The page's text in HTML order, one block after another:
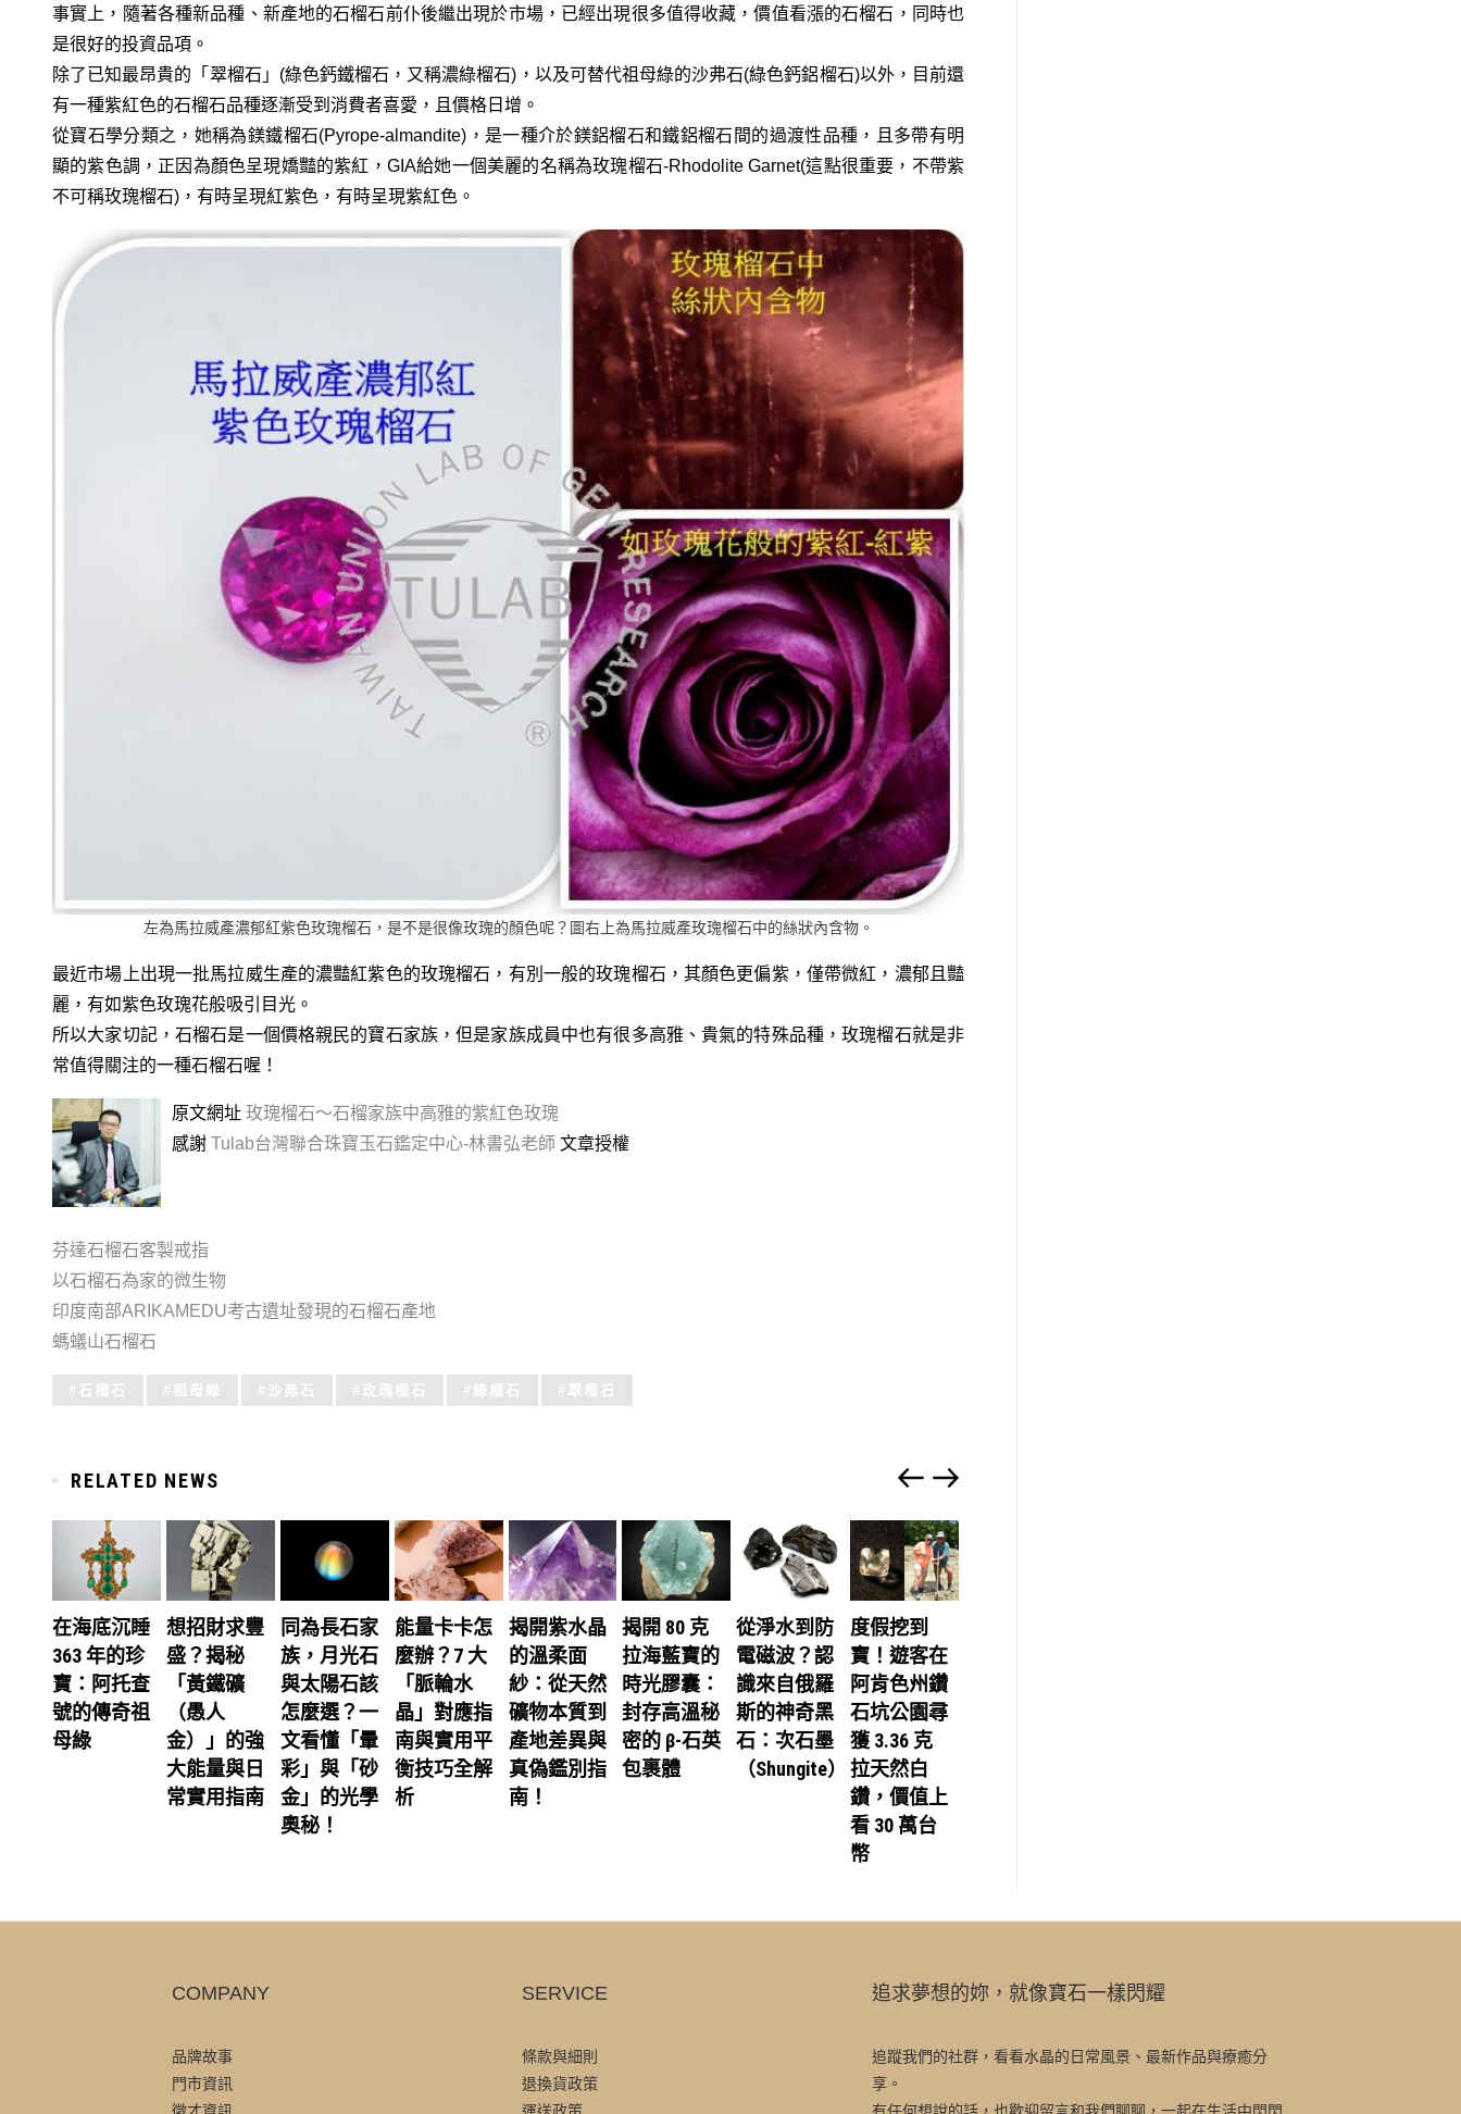
事實上，隨著各種新品種、新產地的石榴石前仆後繼出現於市場，已經出現很多值得收藏，價值看漲的石榴石，同時也
是很好的投資品項。
除了已知最昂貴的「翠榴石」(綠色鈣鐵榴石，又稱濃綠榴石)，以及可替代祖母綠的沙弗石(綠色鈣鋁榴石)以外，目前還
有一種紫紅色的石榴石品種逐漸受到消費者喜愛，且價格日增。
從寶石學分類之，她稱為鎂鐵榴石(Pyrope-almandite)，是一種介於鎂鋁榴石和鐵鋁榴石間的過渡性品種，且多帶有明
顯的紫色調，正因為顏色呈現嬌豔的紫紅，GIA給她一個美麗的名稱為玫瑰榴石-Rhodolite Garnet(這點很重要，不帶紫
不可稱玫瑰榴石)，有時呈現紅紫色，有時呈現紫紅色。
左為馬拉威產濃郁紅紫色玫瑰榴石，是不是很像玫瑰的顏色呢？圖右上為馬拉威產玫瑰榴石中的絲狀內含物。
最近市場上出現一批馬拉威生產的濃豔紅紫色的玫瑰榴石，有別一般的玫瑰榴石，其顏色更偏紫，僅帶微紅，濃郁且豔
麗，有如紫色玫瑰花般吸引目光。
所以大家切記，石榴石是一個價格親民的寶石家族，但是家族成員中也有很多高雅、貴氣的特殊品種，玫瑰榴石就是非
常值得關注的一種石榴石喔！
原文網址 玫瑰榴石～石榴家族中高雅的紫紅色玫瑰
感謝 Tulab台灣聯合珠寶玉石鑑定中心-林書弘老師 文章授權
芬達石榴石客製戒指
以石榴石為家的微生物
印度南部ARIKAMEDU考古遺址發現的石榴石產地
螞蟻山石榴石
Tagged
石榴石 祖母綠 沙弗石 玫瑰榴石 綠榴石 翠榴石
RELATED NEWS
在海底沉睡
363 年的珍
寶：阿托查
號的傳奇祖
母綠
想招財求豐
盛？揭秘
「黃鐵礦
（愚人
金）」的強
大能量與日
常實用指南
同為長石家
族，月光石
與太陽石該
怎麼選？一
文看懂「暈
彩」與「砂
金」的光學
奧秘！
能量卡卡怎
麼辦？7 大
「脈輪水
晶」對應指
南與實用平
衡技巧全解
析
揭開紫水晶
的溫柔面
紗：從天然
礦物本質到
產地差異與
真偽鑑別指
南！
揭開 80 克
拉海藍寶的
時光膠囊：
封存高溫秘
密的 β-石英
包裹體
從淨水到防
電磁波？認
識來自俄羅
斯的神奇黑
石：次石墨
（Shungite）
度假挖到
寶！遊客在
阿肯色州鑽
石坑公園尋
獲 3.36 克
拉天然白
鑽，價值上
看 30 萬台
幣
COMPANY
品牌故事
門市資訊
SERVICE
條款與細則
退換貨政策
追求夢想的妳，就像寶石一樣閃耀
追蹤我們的社群，看看水晶的日常風景、最新作品與療癒分
享。